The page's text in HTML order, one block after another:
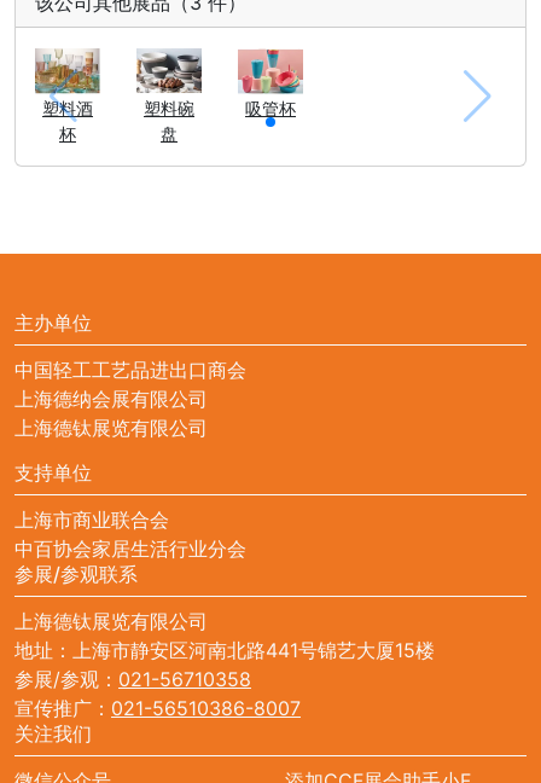
塑料酒
杯
塑料碗
盘
吸管杯
主办单位
中国轻工工艺品进出口商会
上海德纳会展有限公司
上海德钛展览有限公司
支持单位
上海市商业联合会
中百协会家居生活行业分会
参展/参观联系
上海德钛展览有限公司
地址：上海市静安区河南北路441号锦艺大厦15楼
参展/参观： 021-56710358
宣传推广： 021-56510386-8007
关注我们